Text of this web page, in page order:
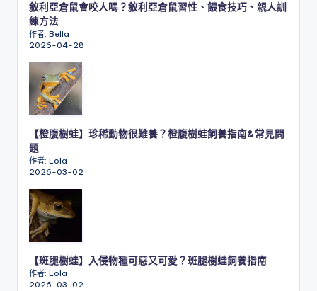
敘利亞倉鼠會咬人嗎？敘利亞倉鼠習性、餵食技巧、親人訓
練方法
作者: Bella
2026-04-28
【橙腹樹蛙】珍稀動物很難養？橙腹樹蛙飼養指南&常見問
題
作者: Lola
2026-03-02
【斑腿樹蛙】入侵物種可惡又可愛？斑腿樹蛙飼養指南
作者: Lola
2026-03-02